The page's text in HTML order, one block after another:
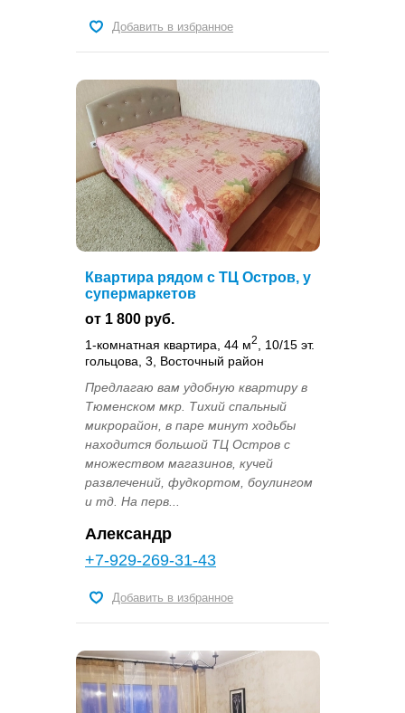
Добавить в избранное
Квартира рядом с ТЦ Остров, у
супермаркетов
от 1 800 руб.
1-комнатная квартира, 44 м2
, 10/15 эт.
гольцова, 3, Восточный район
Предлагаю вам удобную квартиру в
Тюменском мкр. Тихий спальный
микрорайон, в паре минут ходьбы
находится большой ТЦ Остров с
множеством магазинов, кучей
развлечений, фудкортом, боулингом
и тд. На перв...
Александр
+7-929-269-31-43
Добавить в избранное